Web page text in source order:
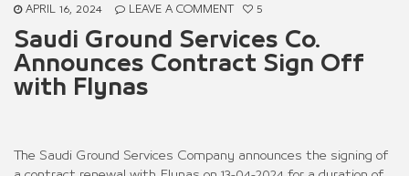
APRIL 16, 2024 LEAVE A COMMENT 5
Saudi Ground Services Co.
Announces Contract Sign Off
with Flynas
The Saudi Ground Services Company announces the signing of